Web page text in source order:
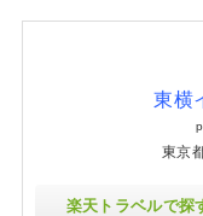
東横
東京
楽天トラベルで探